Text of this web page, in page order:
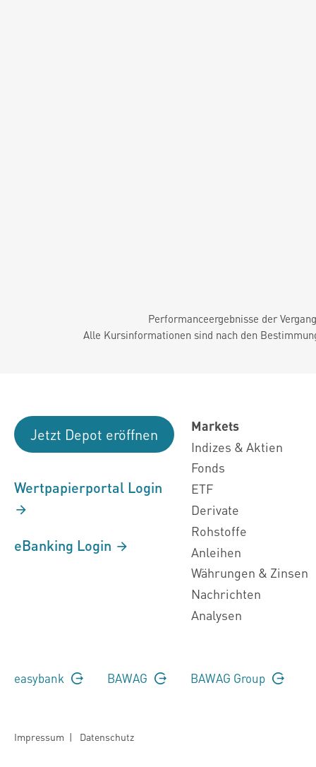
Performanceergebnisse der
Alle Kursinformationen sind nach den
Jetzt Depot eröffnen
Wertpapierportal Login
eBanking Login
Markets
Indizes & Aktien
Fonds
ETF
Derivate
Rohstoffe
Anleihen
Währungen & Zinsen
Nachrichten
Analysen
easybank BAWAG BAWAG Group
Impressum | Datenschutz